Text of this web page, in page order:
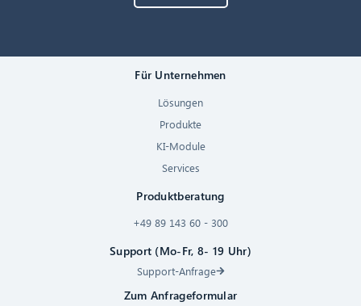
Für Unternehmen
Lösungen
Produkte
KI-Module
Services
Produktberatung
+49 89 143 60 - 300
Support (Mo-Fr, 8- 19 Uhr)
Support-Anfrage
Zum Anfrageformular